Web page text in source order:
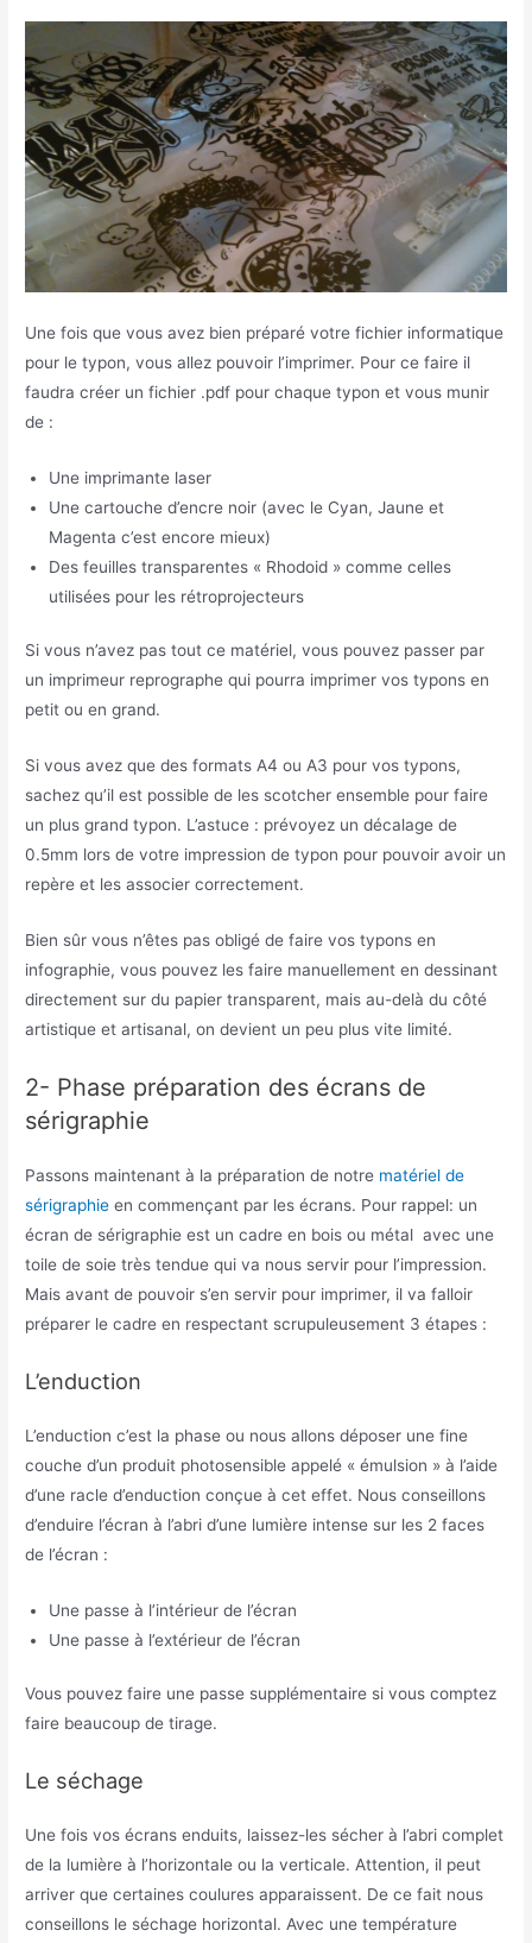
Une fois que vous avez bien préparé votre fichier informatique
pour le typon, vous allez pouvoir l’imprimer. Pour ce faire il
faudra créer un fichier .pdf pour chaque typon et vous munir
de :
Une imprimante laser
Une cartouche d’encre noir (avec le Cyan, Jaune et
Magenta c’est encore mieux)
Des feuilles transparentes « Rhodoid » comme celles
utilisées pour les rétroprojecteurs
Si vous n’avez pas tout ce matériel, vous pouvez passer par
un imprimeur reprographe qui pourra imprimer vos typons en
petit ou en grand.
Si vous avez que des formats A4 ou A3 pour vos typons,
sachez qu’il est possible de les scotcher ensemble pour faire
un plus grand typon. L’astuce : prévoyez un décalage de
0.5mm lors de votre impression de typon pour pouvoir avoir un
repère et les associer correctement.
Bien sûr vous n’êtes pas obligé de faire vos typons en
infographie, vous pouvez les faire manuellement en dessinant
directement sur du papier transparent, mais au-delà du côté
artistique et artisanal, on devient un peu plus vite limité.
2- Phase préparation des écrans de
sérigraphie
Passons maintenant à la préparation de notre matériel de
sérigraphie en commençant par les écrans. Pour rappel: un
écran de sérigraphie est un cadre en bois ou métal avec une
toile de soie très tendue qui va nous servir pour l’impression.
Mais avant de pouvoir s’en servir pour imprimer, il va falloir
préparer le cadre en respectant scrupuleusement 3 étapes :
L’enduction
L’enduction c’est la phase ou nous allons déposer une fine
couche d’un produit photosensible appelé « émulsion » à l’aide
d’une racle d’enduction conçue à cet effet. Nous conseillons
d’enduire l’écran à l’abri d’une lumière intense sur les 2 faces
de l’écran :
Une passe à l’intérieur de l’écran
Une passe à l’extérieur de l’écran
Vous pouvez faire une passe supplémentaire si vous comptez
faire beaucoup de tirage.
Le séchage
Une fois vos écrans enduits, laissez-les sécher à l’abri complet
de la lumière à l’horizontale ou la verticale. Attention, il peut
arriver que certaines coulures apparaissent. De ce fait nous
conseillons le séchage horizontal. Avec une température